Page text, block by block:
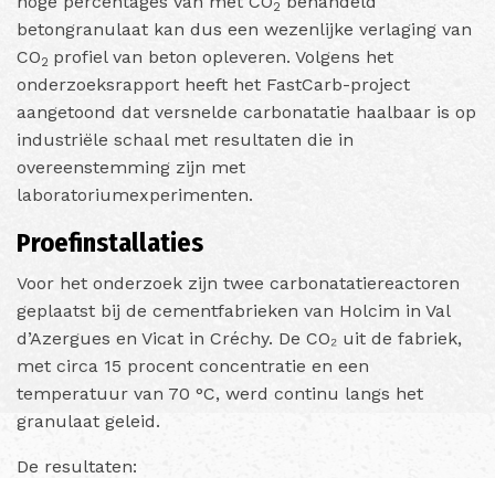
2
betongranulaat kan dus een wezenlijke verlaging van
CO2 profiel van beton opleveren. Volgens het
onderzoeksrapport heeft het FastCarb-project
aangetoond dat versnelde carbonatatie haalbaar is op
industriële schaal met resultaten die in
overeenstemming zijn met
laboratoriumexperimenten.
Proefinstallaties
Voor het onderzoek zijn twee carbonatatiereactoren
geplaatst bij de cementfabrieken van Holcim in Val
d’Azergues en Vicat in Créchy. De CO₂ uit de fabriek,
met circa 15 procent concentratie en een
temperatuur van 70 °C, werd continu langs het
granulaat geleid.
De resultaten: